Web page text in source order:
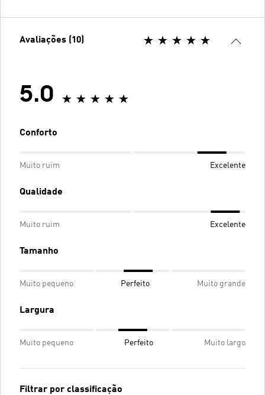
Avaliações (10)
5.0
Conforto
Muito ruim Excelente
Qualidade
Muito ruim Excelente
Tamanho
Muito pequeno Perfeito Muito grande
Largura
Muito pequeno Perfeito Muito largo
Filtrar por classificação